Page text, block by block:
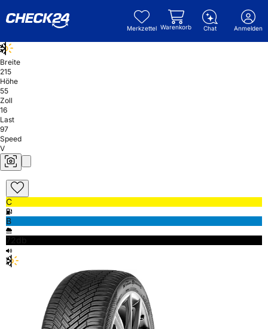
Merkzettel Warenkorb Chat Anmelden
Breite
215
Höhe
55
Zoll
16
Last
97
Speed
V
C
B
72db